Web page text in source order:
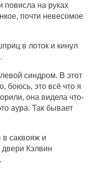
повисла на руках
почти невесомое
в лоток и кинул
синдром. В этот
боюсь, это всё что я
она видела что-
аура. Так бывает
саквояж и
Кэлвин